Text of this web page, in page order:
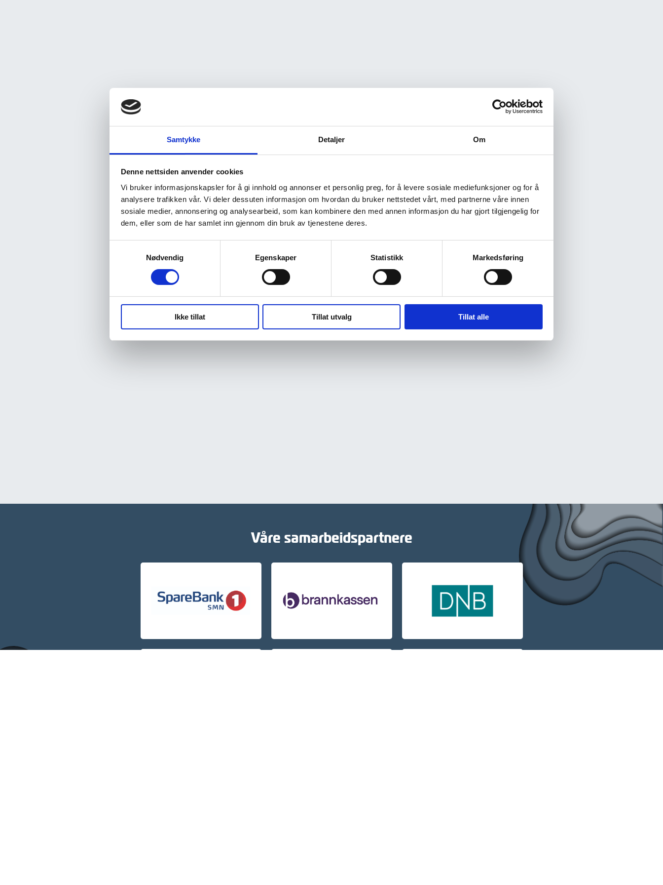
Samtykke Detaljer Om
Denne nettsiden anvender cookies
Vi bruker informasjonskapsler for å gi innhold og annonser et personlig preg, for å levere sosiale mediefunksjoner og for å
analysere trafikken vår. Vi deler dessuten informasjon om hvordan du bruker nettstedet vårt, med partnerne våre innen
sosiale medier, annonsering og analysearbeid, som kan kombinere den med annen informasjon du har gjort tilgjengelig for
dem, eller som de har samlet inn gjennom din bruk av tjenestene deres.
Nødvendig
Egenskaper Statistikk Markedsføring
Ikke tillat Tillat utvalg Tillat alle
Våre samarbeidspartnere